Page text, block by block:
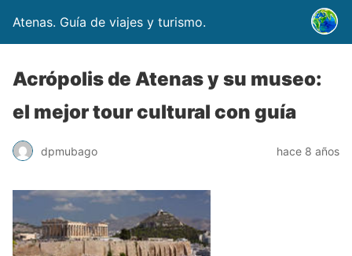
Atenas. Guía de viajes y turismo.
Acrópolis de Atenas y su museo:
el mejor tour cultural con guía
dpmubago hace 8 años